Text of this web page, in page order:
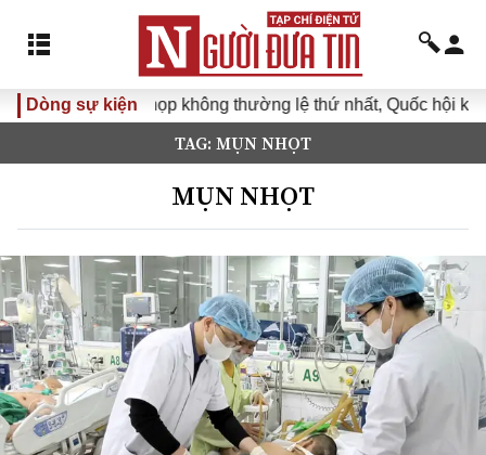
Dòng sự kiện
Kỳ họp không thường lệ thứ nhất, Quốc hội khóa XVI
TAG: MỤN NHỌT
MỤN NHỌT